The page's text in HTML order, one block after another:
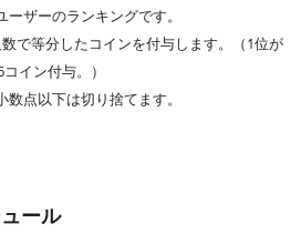
ザーのランキングです。
で等分したコインを付与します。（1位が
イン付与。）
点以下は切り捨てます。
ール